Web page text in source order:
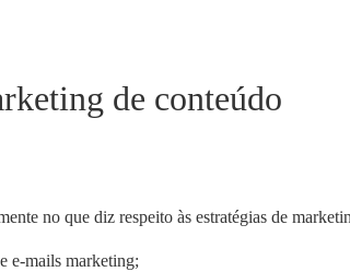
de conteúdo
no que diz respeito às estratégias de
e-mails marketing;